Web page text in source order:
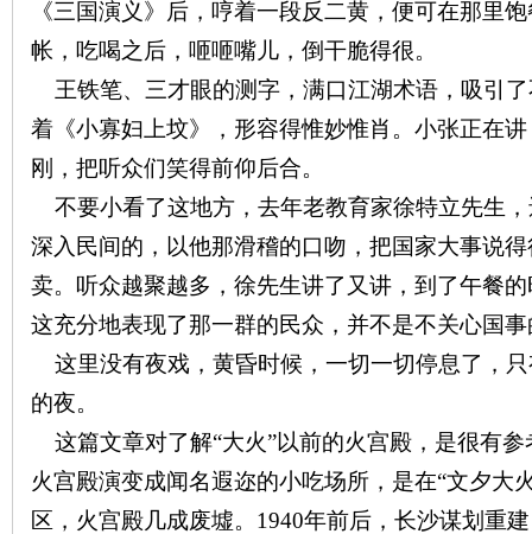
《三国演义》后，哼着一段反二黄，便可在那里
帐，吃喝之后，咂咂嘴儿，倒干脆得很。
王铁笔、三才眼的测字，满口江湖术语，吸引
着《小寡妇上坟》，形容得惟妙惟肖。小张正在
刚，把听众们笑得前仰后合。
不要小看了这地方，去年老教育家徐特立先生
深入民间的，以他那滑稽的口吻，把国家大事说
卖。听众越聚越多，徐先生讲了又讲，到了午餐
这充分地表现了那一群的民众，并不是不关心国
这里没有夜戏，黄昏时候，一切一切停息了，
的夜。
这篇文章对了解“大火”以前的火宫殿，是很有参
火宫殿演变成闻名遐迩的小吃场所，是在“文夕大
区，火宫殿几成废墟。 1940年前后，长沙谋划重